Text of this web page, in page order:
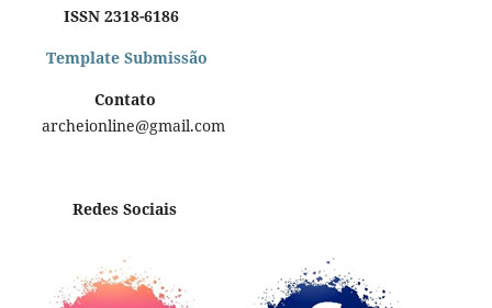
ISSN 2318-6186
Template Submissão
Contato
archeionline@gmail.com
Redes Sociais